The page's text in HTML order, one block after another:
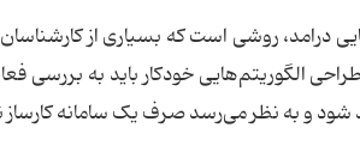
روشی است که بسیاری از کارشناسان
طراحی الگوریتم‌هایی خودکار باید به
شود و به نظر می‌رسد صرف یک سامانه